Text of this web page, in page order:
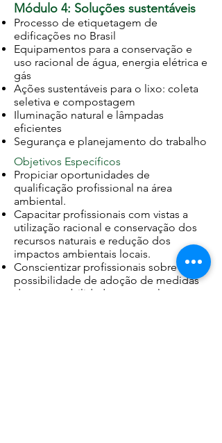
Módulo 4: Soluções sustentáveis
Processo de etiquetagem de
edificações no Brasil
Equipamentos para a conservação e
uso racional de água, energia elétrica e
gás
Ações sustentáveis para o lixo: coleta
seletiva e compostagem
Iluminação natural e lâmpadas
eficientes
Segurança e planejamento do trabalho
Objetivos Específicos
Propiciar oportunidades de
qualificação profissional na área
ambiental.
Capacitar profissionais com vistas a
utilização racional e conservação dos
recursos naturais e redução dos
impactos ambientais locais.
Conscientizar profissionais sobre a
possibilidade de adoção de medidas
de sustentabilidade que resultem em